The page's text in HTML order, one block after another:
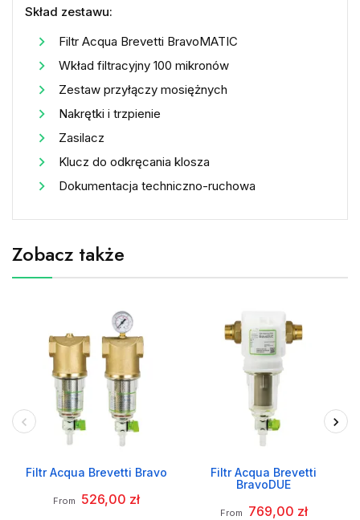
Skład zestawu:
Filtr Acqua Brevetti BravoMATIC
Wkład filtracyjny 100 mikronów
Zestaw przyłączy mosiężnych
Nakrętki i trzpienie
Zasilacz
Klucz do odkręcania klosza
Dokumentacja techniczno-ruchowa
Zobacz także
Filtr Acqua Brevetti Bravo
From 526,00 zł
Filtr Acqua Brevetti
BravoDUE
From 769,00 zł